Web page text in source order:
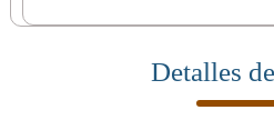
Detalles